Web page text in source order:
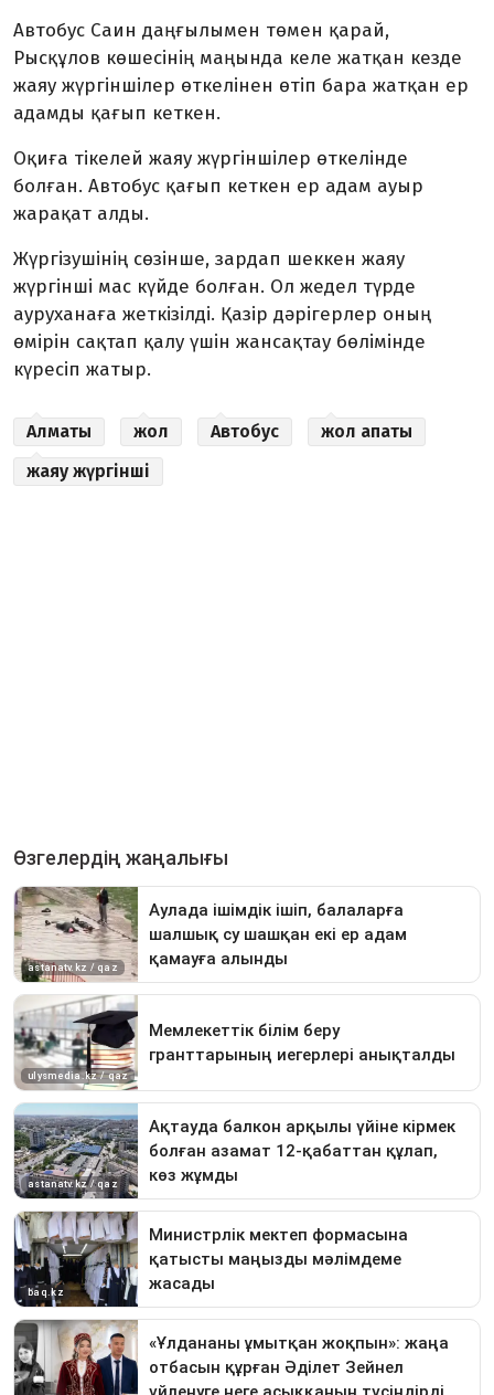
Автобус Саин даңғылымен төмен қарай,
Рысқұлов көшесінің маңында келе жатқан кезде
жаяу жүргіншілер өткелінен өтіп бара жатқан ер
адамды қағып кеткен.
Оқиға тікелей жаяу жүргіншілер өткелінде
болған. Автобус қағып кеткен ер адам ауыр
жарақат алды.
Жүргізушінің сөзінше, зардап шеккен жаяу
жүргінші мас күйде болған. Ол жедел түрде
ауруханаға жеткізілді. Қазір дәрігерлер оның
өмірін сақтап қалу үшін жансақтау бөлімінде
күресіп жатыр.
Алматы жол Автобус
жол апаты
жаяу жүргінші